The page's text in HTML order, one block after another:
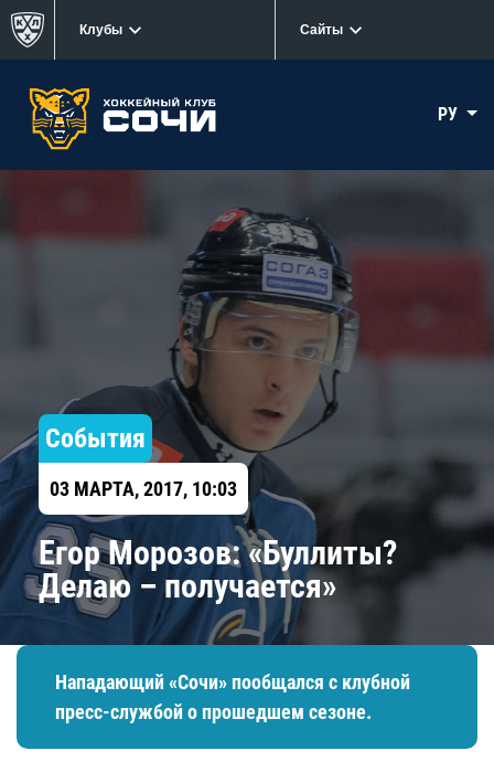
Клубы Сайты
РУ
События
03 МАРТА, 2017, 10:03
​Егор Морозов: «Буллиты?
Делаю – получается»
Нападающий «Сочи» пообщался с клубной
пресс-службой о прошедшем сезоне.